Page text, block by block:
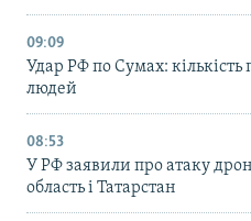
09:09
Удар РФ по Сумах: кількість
людей
08:53
У РФ заявили про атаку
область і Татарстан